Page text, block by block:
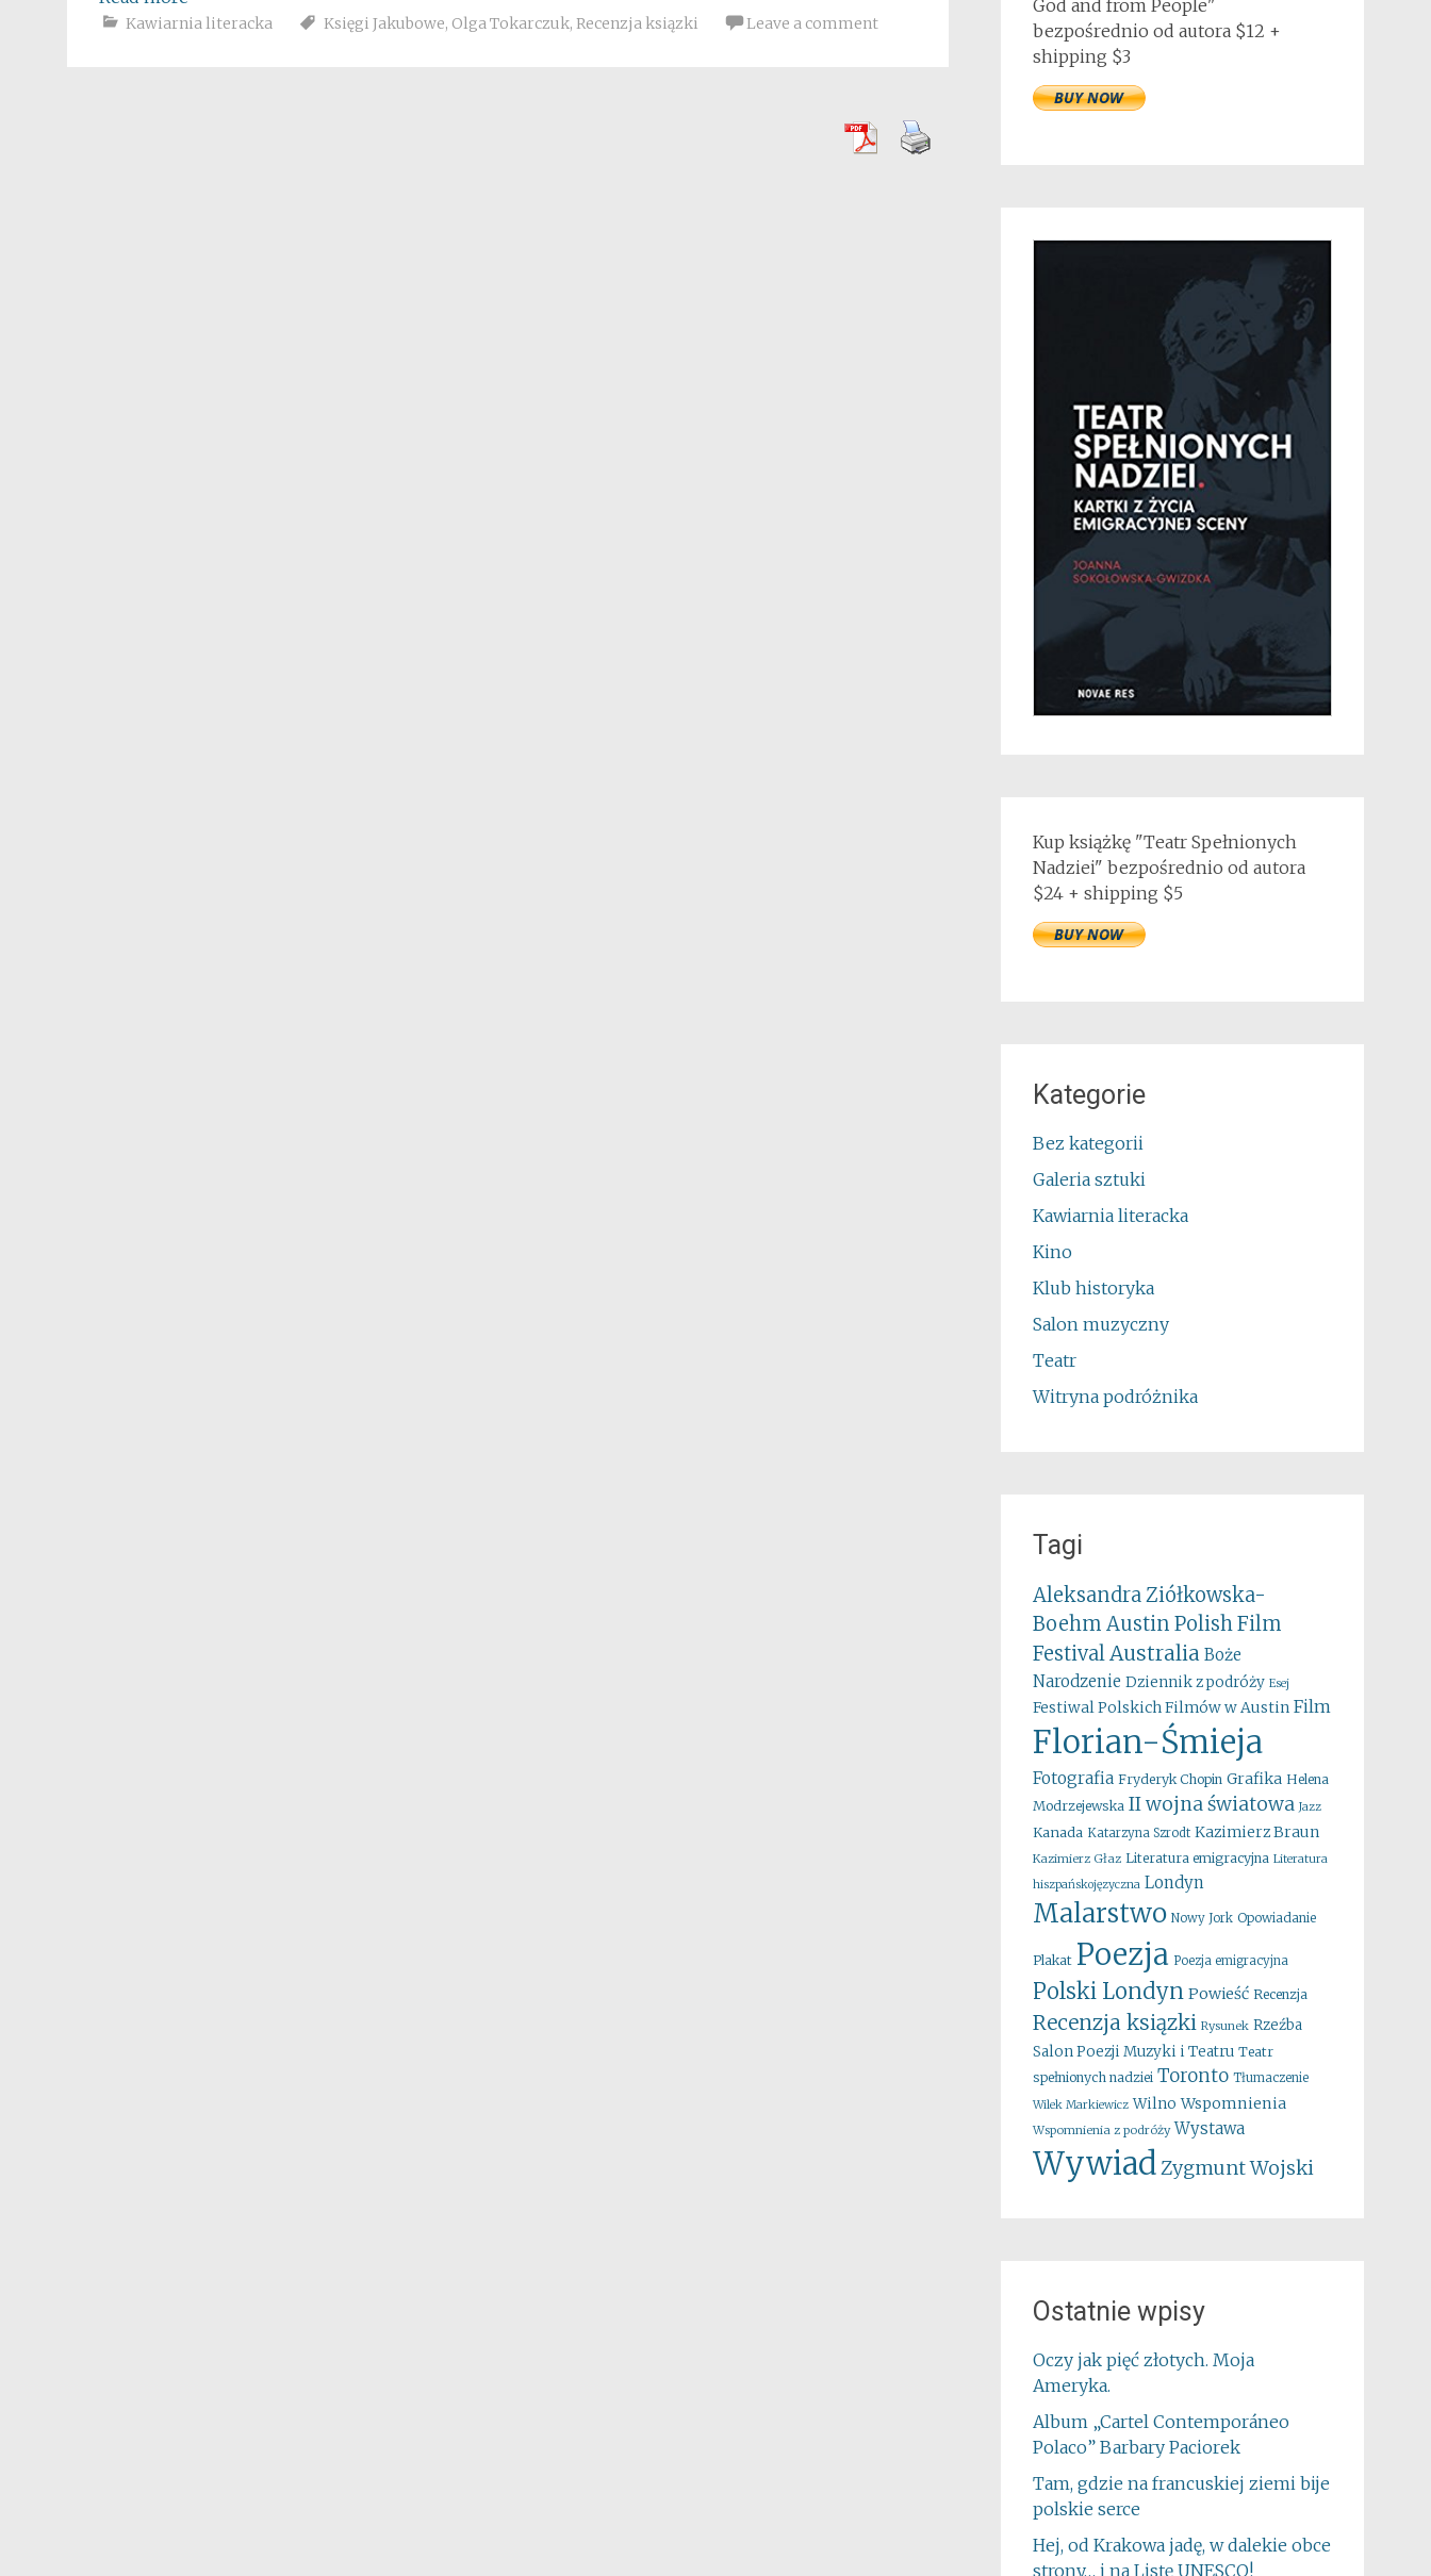
Kawiarnia literacka Księgi Jakubowe, Olga Tokarczuk, Recenzja ksiązki Leave a comment
God and from People"
bezpośrednio od autora $12 +
shipping $3
Kup książkę "Teatr Spełnionych
Nadziei" bezpośrednio od autora
$24 + shipping $5
Kategorie
Bez kategorii
Galeria sztuki
Kawiarnia literacka
Kino
Klub historyka
Salon muzyczny
Teatr
Witryna podróżnika
Tagi
Aleksandra Ziółkowska-
Boehm Austin Polish Film
FestivalAustralia Boże
Narodzenie Dziennik z podróży Esej
Festiwal Polskich Filmów w Austin Film
Florian-Śmieja
Fotografia Fryderyk Chopin Grafika Helena
Modrzejewska II wojna światowa Jazz
Kanada Katarzyna Szrodt Kazimierz Braun
Kazimierz Głaz Literatura emigracyjna Literatura
hiszpańskojęzyczna Londyn
Malarstwo Nowy Jork Opowiadanie
Plakat Poezja Poezja emigracyjna
Polski Londyn Powieść Recenzja
Recenzja ksiązki Rysunek Rzeźba
Salon Poezji Muzyki i Teatru Teatr
spełnionych nadziei Toronto Tłumaczenie
Wilek Markiewicz Wilno Wspomnienia
Wspomnienia z podróży Wystawa
WywiadZygmunt Wojski
Ostatnie wpisy
Oczy jak pięć złotych. Moja
Ameryka.
Album „Cartel Contemporáneo
Polaco” Barbary Paciorek
Tam, gdzie na francuskiej ziemi bije
polskie serce
Hej, od Krakowa jadę, w dalekie obce
strony… i na Listę UNESCO!